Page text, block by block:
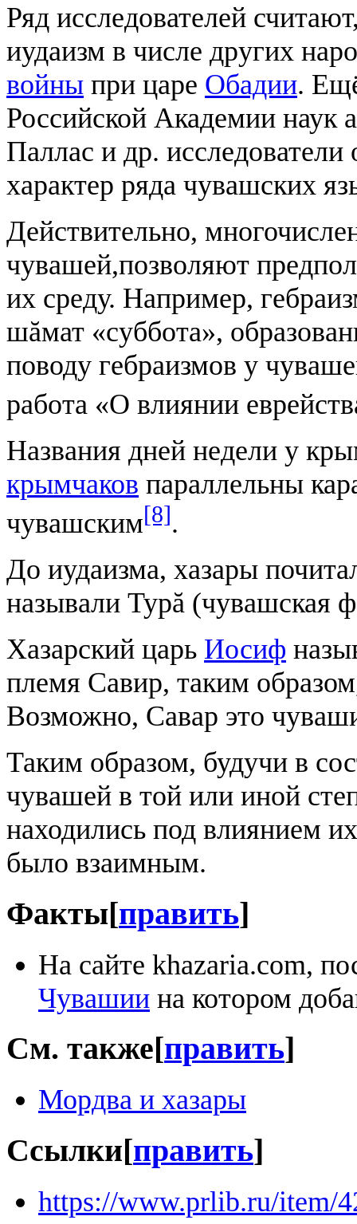
Ряд исследователей
иудаизм в числе других
войны при царе Обадии.
Российской Академии
Паллас и др.
характер ряда чувашских
Действительно,
чувашей,позволяют
их среду. Например,
шăмат «суббота»,
поводу гебраизмов у
работа «О влиянии
Названия дней недели у
крымчаков параллельны
чувашским[8].
До иудаизма, хазары
называли Турă (чувашская
Хазарский царь Иосиф
племя Савир, таким
Возможно, Савар это
Таким образом, будучи в
чувашей в той или иной
находились под влиянием
было взаимным.
Факты[править]
На сайте khazaria.com,
Чувашии на котором
См. также [править]
Мордва и хазары
Ссылки[править]
https://www.prlib.ru/item/